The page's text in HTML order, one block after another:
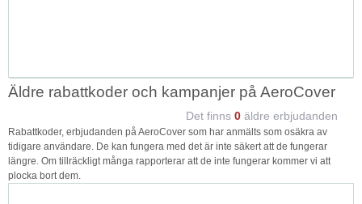
Äldre rabattkoder och kampanjer på AeroCover
Det finns 0 äldre erbjudanden
Rabattkoder, erbjudanden på AeroCover som har anmälts som osäkra av
tidigare användare. De kan fungera med det är inte säkert att de fungerar
längre. Om tillräckligt många rapporterar att de inte fungerar kommer vi att
plocka bort dem.